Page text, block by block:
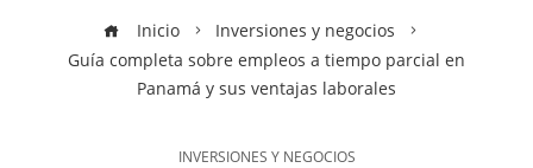
Inicio
Inversiones y negocios
Guía completa sobre empleos a tiempo parcial en
Panamá y sus ventajas laborales
INVERSIONES Y NEGOCIOS